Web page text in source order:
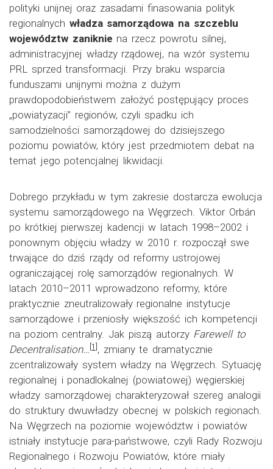
polityki unijnej oraz zasadami finasowania polityk
regionalnych władza samorządowa na szczeblu
województw zaniknie na rzecz powrotu silnej,
administracyjnej władzy rządowej, na wzór systemu
PRL sprzed transformacji. Przy braku wsparcia
funduszami unijnymi można z dużym
prawdopodobieństwem założyć postępujący proces
„powiatyzacji” regionów, czyli spadku ich
samodzielności samorządowej do dzisiejszego
poziomu powiatów, który jest przedmiotem debat na
temat jego potencjalnej likwidacji.
Dobrego przykładu w tym zakresie dostarcza ewolucja
systemu samorządowego na Węgrzech. Viktor Orbán
po krótkiej pierwszej kadencji w latach 1998–2002 i
ponownym objęciu władzy w 2010 r. rozpoczął swe
trwające do dziś rządy od reformy ustrojowej
ograniczającej rolę samorządów regionalnych. W
latach 2010–2011 wprowadzono reformy, które
praktycznie zneutralizowały regionalne instytucje
samorządowe i przeniosły większość ich kompetencji
na poziom centralny. Jak piszą autorzy Farewell to
Decentralisation… [1] , zmiany te dramatycznie
zcentralizowały system władzy na Węgrzech. Sytuację
regionalnej i ponadlokalnej (powiatowej) węgierskiej
władzy samorządowej charakteryzował szereg analogii
do struktury dwuwładzy obecnej w polskich regionach.
Na Węgrzech na poziomie województw i powiatów
istniały instytucje para-państwowe, czyli Rady Rozwoju
Regionalnego i Rozwoju Powiatów, które miały